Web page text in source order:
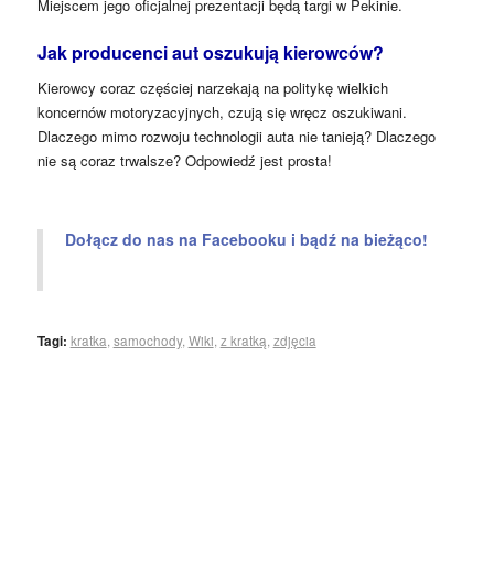
Miejscem jego oficjalnej prezentacji będą targi w Pekinie.
Jak producenci aut oszukują kierowców?
Kierowcy coraz częściej narzekają na politykę wielkich
koncernów motoryzacyjnych, czują się wręcz oszukiwani.
Dlaczego mimo rozwoju technologii auta nie tanieją? Dlaczego
nie są coraz trwalsze? Odpowiedź jest prosta!
Dołącz do nas na Facebooku i bądź na bieżąco!
Tagi: kratka samochody, Wiki z kratką zdjęcia